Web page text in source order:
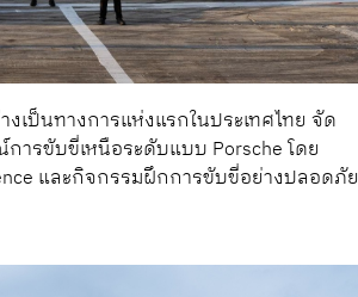
งเป็นทางการแห่งแรกในประเทศไทย จัด
ารขับขี่เหนือระดับแบบ Porsche โดย
และกิจกรรมฝึกการขับขี่อย่างปลอดภัย